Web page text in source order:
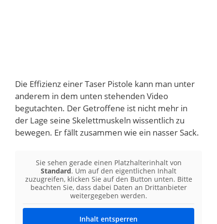
Die Effizienz einer Taser Pistole kann man unter
anderem in dem unten stehenden Video
begutachten. Der Getroffene ist nicht mehr in
der Lage seine Skelettmuskeln wissentlich zu
bewegen. Er fällt zusammen wie ein nasser Sack.
Sie sehen gerade einen Platzhalterinhalt von
Standard. Um auf den eigentlichen Inhalt
zuzugreifen, klicken Sie auf den Button unten. Bitte
beachten Sie, dass dabei Daten an Drittanbieter
weitergegeben werden.
Inhalt entsperren